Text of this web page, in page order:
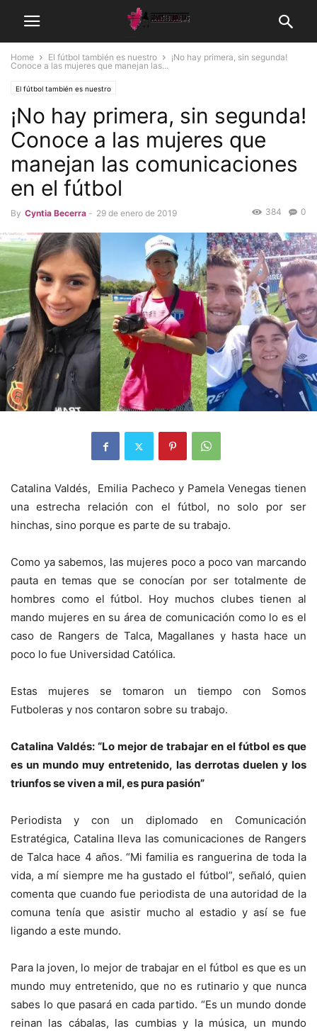
Home El fútbol también es nuestro
¡No hay primera, sin segunda!
Conoce a las mujeres que manejan las...
El fútbol también es nuestro
¡No hay primera, sin segunda!
Conoce a las mujeres que
manejan las comunicaciones
en el fútbol
By Cyntia Becerra - 29 de enero de 2019 0
384
Catalina Valdés, Emilia Pacheco y Pamela Venegas tienen
una estrecha relación con el fútbol, no solo por ser
hinchas, sino porque es parte de su trabajo.
Como ya sabemos, las mujeres poco a poco van marcando
pauta en temas que se conocían por ser totalmente de
hombres como el fútbol. Hoy muchos clubes tienen al
mando mujeres en su área de comunicación como lo es el
caso de Rangers de Talca, Magallanes y hasta hace un
poco lo fue Universidad Católica.
Estas mujeres se tomaron un tiempo con Somos
Futboleras y nos contaron sobre su trabajo.
Catalina Valdés: “Lo mejor de trabajar en el fútbol es que
es un mundo muy entretenido, las derrotas duelen y los
triunfos se viven a mil, es pura pasión”
Periodista y con un diplomado en Comunicación
Estratégica, Catalina lleva las comunicaciones de Rangers
de Talca hace 4 años. “Mi familia es ranguerina de toda la
vida, a mí siempre me ha gustado el fútbol”, señaló, quien
comenta que cuando fue periodista de una autoridad de la
comuna tenía que asistir mucho al estadio y así se fue
ligando a este mundo.
Para la joven, lo mejor de trabajar en el fútbol es que es un
mundo muy entretenido, que no es rutinario y que nunca
sabes lo que pasará en cada partido. “Es un mundo donde
reinan las cábalas, las cumbias y la música, un mundo